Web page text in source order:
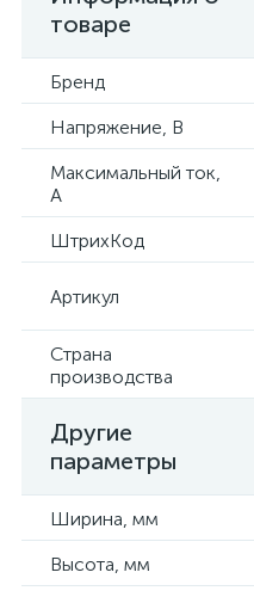
товаре
Бренд
Напряжение, В
Максимальный ток,
А
ШтрихКод
Артикул
Страна
производства
Другие
параметры
Ширина, мм
Высота, мм